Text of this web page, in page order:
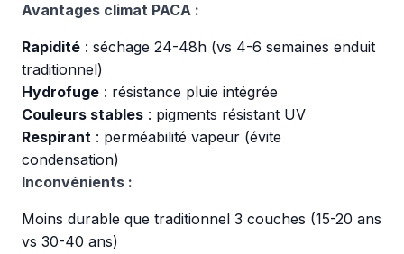
Avantages climat PACA :
Rapidité : séchage 24-48h (vs 4-6 semaines enduit
traditionnel)
Hydrofuge : résistance pluie intégrée
Couleurs stables : pigments résistant UV
Respirant : perméabilité vapeur (évite
condensation)
Inconvénients :
Moins durable que traditionnel 3 couches (15-20 ans
vs 30-40 ans)